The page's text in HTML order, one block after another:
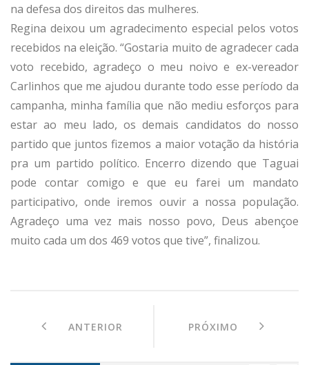
na defesa dos direitos das mulheres.
Regina deixou um agradecimento especial pelos votos
recebidos na eleição. “Gostaria muito de agradecer cada
voto recebido, agradeço o meu noivo e ex-vereador
Carlinhos que me ajudou durante todo esse período da
campanha, minha família que não mediu esforços para
estar ao meu lado, os demais candidatos do nosso
partido que juntos fizemos a maior votação da história
pra um partido político. Encerro dizendo que Taguai
pode contar comigo e que eu farei um mandato
participativo, onde iremos ouvir a nossa população.
Agradeço uma vez mais nosso povo, Deus abençoe
muito cada um dos 469 votos que tive”, finalizou.
ANTERIOR PRÓXIMO